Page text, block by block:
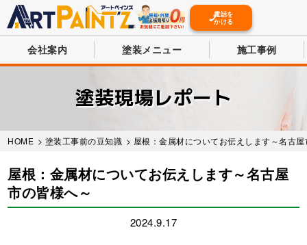
電話を
かける
会社案内 塗装メニュー 施工事例
塗装現場レポート
HOME > 塗装工事前の豆知識 > 屋根：金属材についてお伝えします～名古
屋根：金属材についてお伝えします～名古屋
市の皆様へ～
2024.9.17